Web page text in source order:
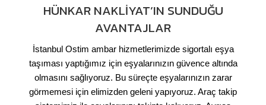
HÜNKAR NAKLIYAT’IN SUNDUĞU
AVANTAJLAR
İstanbul Ostim ambar hizmetlerimizde sigortalı eşya
taşıması yaptığımız için eşyalarınızın güvence altında
olmasını sağlıyoruz. Bu süreçte eşyalarınızın zarar
görmemesi için elimizden geleni yapıyoruz. Araç takip